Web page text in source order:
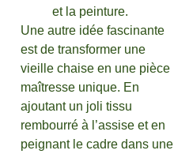
et la peinture.
Une autre idée fascinante
est de transformer une
vieille chaise en une pièce
maîtresse unique. En
ajoutant un joli tissu
rembourré à l’assise et en
peignant le cadre dans une